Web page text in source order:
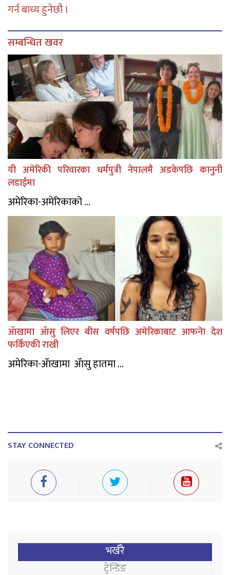
गर्न बाध्य हुनेछौ ।
सम्बन्धित खवर
यी अमेरिकी परिवारका धर्मपुत्री नेपालमै अडकेपछि कानुनी
लडाईमा
अमेरिका-अमेरिकाको ...
ॲाखामा ॲासु लिएर बीस वर्षपछि अमेरिकाबाट आफनेा देश
फर्किएकी राखी
अमेरिका-ॲाखामा ॲासु हातमा ...
STAY CONNECTED
भर्खरै
ट्रेन्डिङ